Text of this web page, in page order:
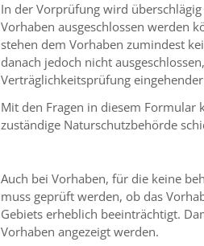
In der Vorprüfung wird
Vorhaben ausgeschlossen werden
stehen dem Vorhaben zumindest
danach jedoch nicht
Verträglichkeitsprüfung
Mit den Fragen in diesem Formular
zuständige Naturschutzbehörde
Auch bei Vorhaben, für die keine
muss geprüft werden, ob das
Gebiets erheblich beeinträchtigt.
Vorhaben angezeigt werden.